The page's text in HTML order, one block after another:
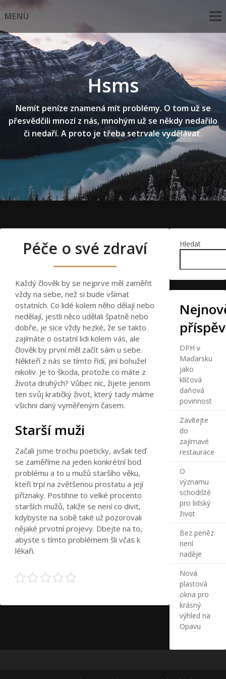
Skip
toMENU
Hsms
Nemít peníze znamená mít problémy. O tom už se
přesvědčili mnozí z nás, mnohým už se někdy nedařilo
či nedaří. A proto je třeba setrvale vydělávat.
Péče o své zdraví
Každý člověk by se nejprve měl zaměřit
vždy na sebe, než si bude všímat
ostatních. Co lidé kolem něho dělají nebo
nedělají, jestli něco udělali špatně nebo
dobře, je sice vždy hezké, že se takto
zajímáte o ostatní lidi kolem vás, ale
člověk by první měl začít sám u sebe.
Někteří z nás se tímto řídí, jiní bohužel
nikoliv. Je to škoda, protože co máte z
života druhých? Vůbec nic, žijete jenom
ten svůj kratičký život, který tady máme
všichni daný vyměřeným časem.
Starší muži
Začali jsme trochu poeticky, avšak teď
se zaměříme na jeden konkrétní bod
problému a to u mužů staršího věku,
kteří trpí na zvětšenou prostatu a její
příznaky. Postihne to velké procento
starších mužů, takže se není co divit,
kdybyste na sobě také už pozorovali
nějaké prvotní projevy. Dbejte na to,
abyste s tímto problémem šli včas k
lékaři.
Hledat
DPH v
Maďarsku
jako
klíčová
daňová
povinnost
Zavítejte
do
zajímavé
restaurace
O
významu
schodiště
pro lidský
život
Bez peněz
není
naděje
Nová
plastová
okna pro
krásný
výhled na
Opavu